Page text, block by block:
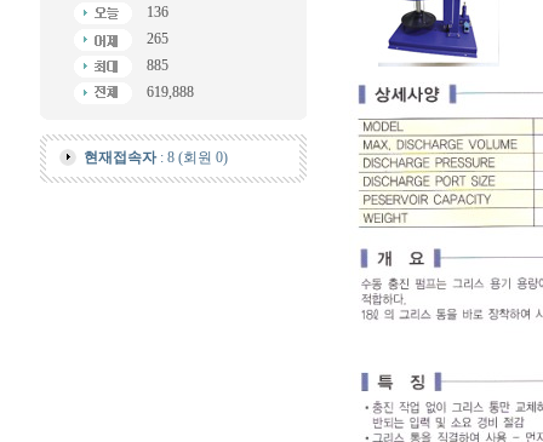
136
265
885
619,888
현재접속자: 8 (회원 0)